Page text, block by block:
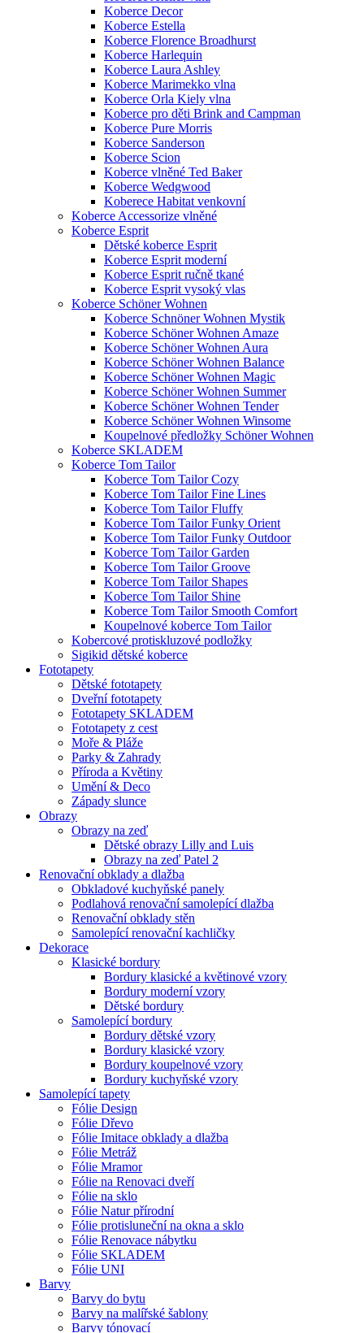
Koberce Decor
Koberce Estella
Koberce Florence Broadhurst
Koberce Harlequin
Koberce Laura Ashley
Koberce Marimekko vlna
Koberce Orla Kiely vlna
Koberce pro děti Brink and Campman
Koberce Pure Morris
Koberce Sanderson
Koberce Scion
Koberce vlněné Ted Baker
Koberce Wedgwood
Koberece Habitat venkovní
Koberce Accessorize vlněné
Koberce Esprit
Dětské koberce Esprit
Koberce Esprit moderní
Koberce Esprit ručně tkané
Koberce Esprit vysoký vlas
Koberce Schöner Wohnen
Koberce Schnöner Wohnen Mystik
Koberce Schöner Wohnen Amaze
Koberce Schöner Wohnen Aura
Koberce Schöner Wohnen Balance
Koberce Schöner Wohnen Magic
Koberce Schöner Wohnen Summer
Koberce Schöner Wohnen Tender
Koberce Schöner Wohnen Winsome
Koupelnové předložky Schöner Wohnen
Koberce SKLADEM
Koberce Tom Tailor
Koberce Tom Tailor Cozy
Koberce Tom Tailor Fine Lines
Koberce Tom Tailor Fluffy
Koberce Tom Tailor Funky Orient
Koberce Tom Tailor Funky Outdoor
Koberce Tom Tailor Garden
Koberce Tom Tailor Groove
Koberce Tom Tailor Shapes
Koberce Tom Tailor Shine
Koberce Tom Tailor Smooth Comfort
Koupelnové koberce Tom Tailor
Kobercové protiskluzové podložky
Sigikid dětské koberce
Fototapety
Dětské fototapety
Dveřní fototapety
Fototapety SKLADEM
Fototapety z cest
Moře & Pláže
Parky & Zahrady
Příroda a Květiny
Umění & Deco
Západy slunce
Obrazy
Obrazy na zeď
Dětské obrazy Lilly and Luis
Obrazy na zeď Patel 2
Renovační obklady a dlažba
Obkladové kuchyňské panely
Podlahová renovační samolepící dlažba
Renovační obklady stěn
Samolepící renovační kachličky
Dekorace
Klasické bordury
Bordury klasické a květinové vzory
Bordury moderní vzory
Dětské bordury
Samolepící bordury
Bordury dětské vzory
Bordury klasické vzory
Bordury koupelnové vzory
Bordury kuchyňské vzory
Samolepící tapety
Fólie Design
Fólie Dřevo
Fólie Imitace obklady a dlažba
Fólie Metráž
Fólie Mramor
Fólie na Renovaci dveří
Fólie na sklo
Fólie Natur přírodní
Fólie protisluneční na okna a sklo
Fólie Renovace nábytku
Fólie SKLADEM
Fólie UNI
Barvy
Barvy do bytu
Barvy na malířské šablony
Barvy tónovací